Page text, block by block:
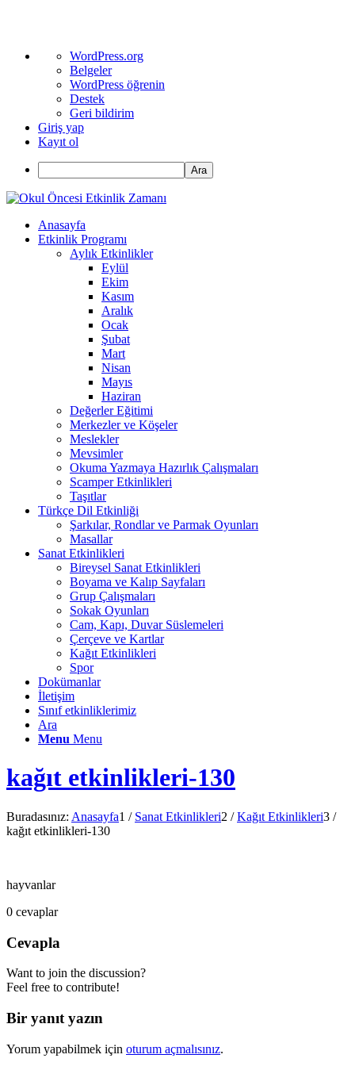
WordPress
hakkında
WordPress.org
Belgeler
WordPress öğrenin
Destek
Geri bildirim
Giriş yap
Kayıt ol
Ara
Anasayfa
Etkinlik Programı
Aylık Etkinlikler
Eylül
Ekim
Kasım
Aralık
Ocak
Şubat
Mart
Nisan
Mayıs
Haziran
Değerler Eğitimi
Merkezler ve Köşeler
Meslekler
Mevsimler
Okuma Yazmaya Hazırlık Çalışmaları
Scamper Etkinlikleri
Taşıtlar
Türkçe Dil Etkinliği
Şarkılar, Rondlar ve Parmak Oyunları
Masallar
Sanat Etkinlikleri
Bireysel Sanat Etkinlikleri
Boyama ve Kalıp Sayfaları
Grup Çalışmaları
Sokak Oyunları
Cam, Kapı, Duvar Süslemeleri
Çerçeve ve Kartlar
Kağıt Etkinlikleri
Spor
Dokümanlar
İletişim
Sınıf etkinliklerimiz
Ara
Menu Menu
kağıt etkinlikleri-130
Buradasınız: Anasayfa1 / Sanat Etkinlikleri2 / Kağıt Etkinlikleri3 /
kağıt etkinlikleri-130
hayvanlar
0 cevaplar
Cevapla
Want to join the discussion?
Feel free to contribute!
Bir yanıt yazın
Yorum yapabilmek için oturum açmalısınız.